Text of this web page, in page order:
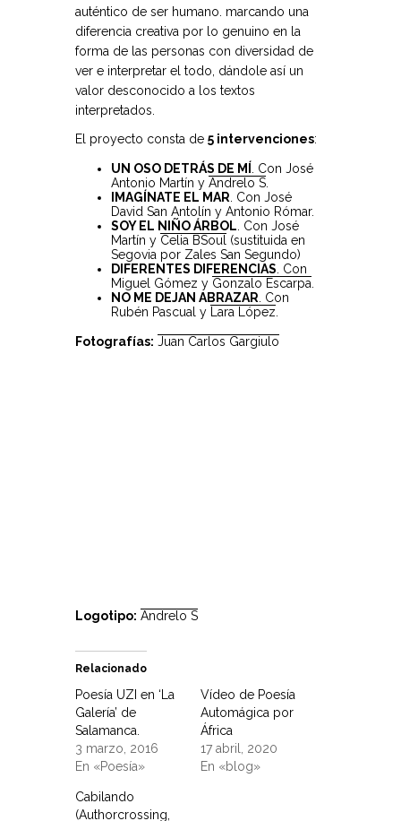
auténtico de ser humano. marcando una
diferencia creativa por lo genuino en la
forma de las personas con diversidad de
ver e interpretar el todo, dándole así un
valor desconocido a los textos
interpretados.
El proyecto consta de 5 intervenciones:
UN OSO DETRÁS DE MÍ
. Con José
Antonio Martín y Andrelo S
IMAGÍNATE EL MAR . Con José
David San Antolín y Antonio Rómar.
SOY EL NIÑO ÁRBOL . Con José
Martín y Celia BSoul
(sustituida en
Segovia por Zales San Segundo)
DIFERENTES DIFERENCIAS . Con
Miguel Gómez y Gonzalo Escarpa
NO ME DEJAN ABRAZAR . Con
Rubén Pascual y
Lara López
Fotografías: Juan Carlos Gargiulo
Logotipo: Andrelo S
Relacionado
Poesía UZI en ‘La
Galería’ de
Salamanca.
3 marzo, 2016
En «Poesía»
Vídeo de Poesía
Automágica por
África
17 abril, 2020
En «blog»
Cabilando
(Authorcrossing,